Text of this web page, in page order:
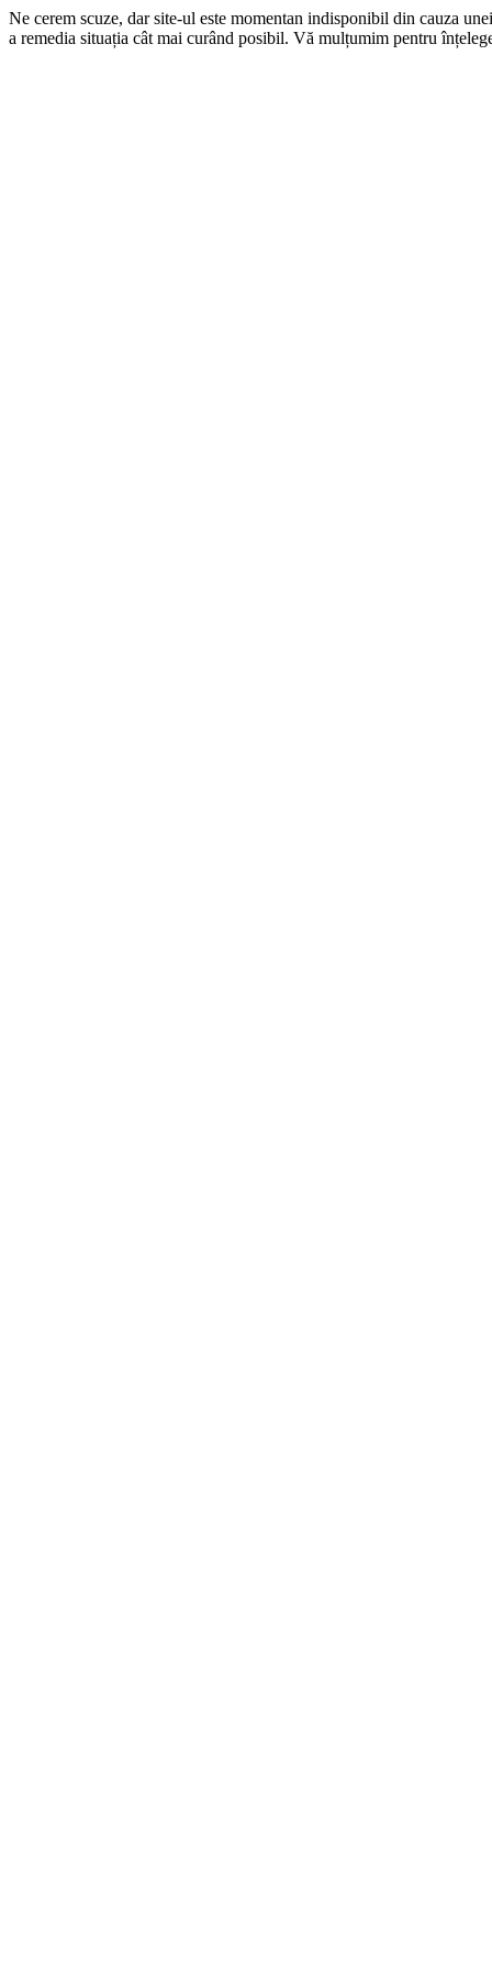
Ne cerem scuze, dar site-ul este momentan indisponibil din cauza
a remedia situația cât mai curând posibil. Vă mulțumim pentru